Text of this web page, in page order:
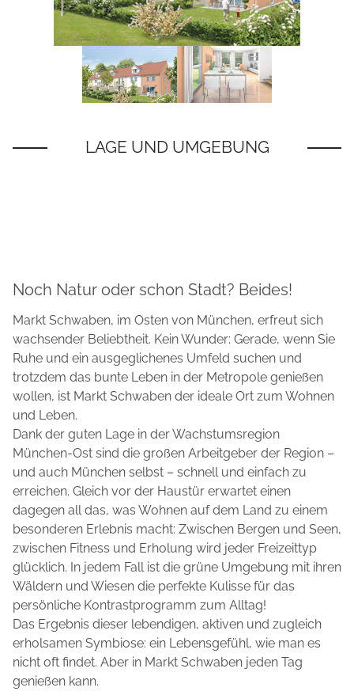
Noch Natur oder schon Stadt? Beides!
Markt Schwaben, im Osten von München, erfreut sich
wachsender Beliebtheit. Kein Wunder: Gerade, wenn Sie
Ruhe und ein ausgeglichenes Umfeld suchen und
trotzdem das bunte Leben in der Metropole genießen
wollen, ist Markt Schwaben der ideale Ort zum Wohnen
und Leben.
Dank der guten Lage in der Wachstumsregion
München-Ost sind die großen Arbeitgeber der Region –
und auch München selbst – schnell und einfach zu
erreichen. Gleich vor der Haustür erwartet einen
dagegen all das, was Wohnen auf dem Land zu einem
besonderen Erlebnis macht: Zwischen Bergen und Seen,
zwischen Fitness und Erholung wird jeder Freizeittyp
glücklich. In jedem Fall ist die grüne Umgebung mit ihren
Wäldern und Wiesen die perfekte Kulisse für das
persönliche Kontrastprogramm zum Alltag!
Das Ergebnis dieser lebendigen, aktiven und zugleich
erholsamen Symbiose: ein Lebensgefühl, wie man es
nicht oft findet. Aber in Markt Schwaben jeden Tag
genießen kann.